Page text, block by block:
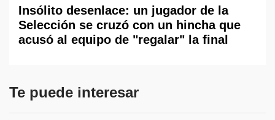
Insólito desenlace: un jugador de la
Selección se cruzó con un hincha que
acusó al equipo de "regalar" la final
Te puede interesar